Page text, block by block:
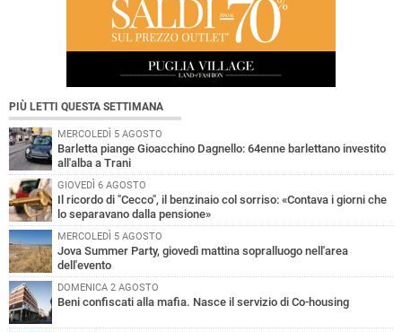
PIÙ LETTI QUESTA SETTIMANA
MERCOLEDÌ 5 AGOSTO
Barletta piange Gioacchino Dagnello: 64enne barlettano investito
all'alba a Trani
GIOVEDÌ 6 AGOSTO
Il ricordo di "Cecco", il benzinaio col sorriso: «Contava i giorni che
lo separavano dalla pensione»
MERCOLEDÌ 5 AGOSTO
Jova Summer Party, giovedì mattina sopralluogo nell'area
dell'evento
DOMENICA 2 AGOSTO
Beni confiscati alla mafia. Nasce il servizio di Co-housing